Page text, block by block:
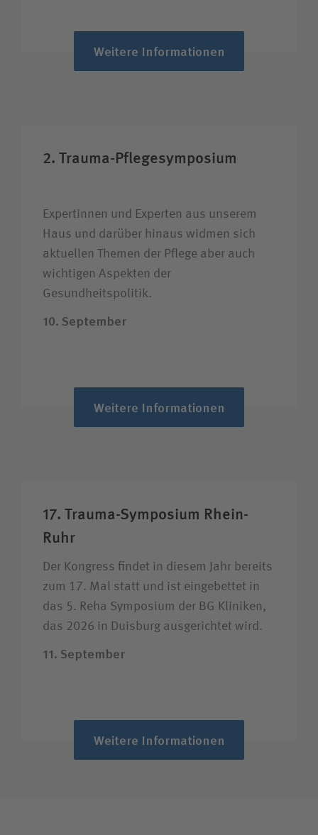
Weitere Informationen
2. Trauma-Pflegesymposium
Expertinnen und Experten aus unserem
Haus und darüber hinaus widmen sich
aktuellen Themen der Pflege aber auch
wichtigen Aspekten der
Gesundheitspolitik.
10. September
Weitere Informationen
17. Trauma-Symposium Rhein-
Ruhr
Der Kongress findet in diesem Jahr bereits
zum 17. Mal statt und ist eingebettet in
das 5. Reha Symposium der BG Kliniken,
das 2026 in Duisburg ausgerichtet wird.
11. September
Weitere Informationen